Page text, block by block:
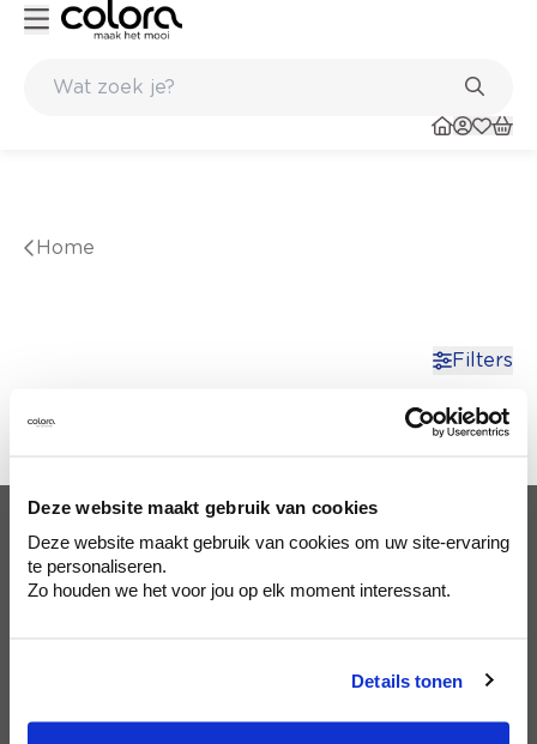
Deze website maakt gebruik van cookies
Deze website maakt gebruik van cookies om uw site-ervaring
te personaliseren.
Zo houden we het voor jou op elk moment interessant.
Details tonen
Home
Filters
Klantendienst
Inspiratie om jouw thuis te schilderen - colora.nl